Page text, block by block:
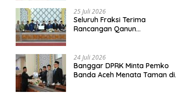
Narkoba
25 Juli 2026
Seluruh Fraksi Terima
Rancangan Qanun
Tahun Anggaran 2025
24 Juli 2026
Banggar DPRK Minta Pemko
Banda Aceh Menata Taman di